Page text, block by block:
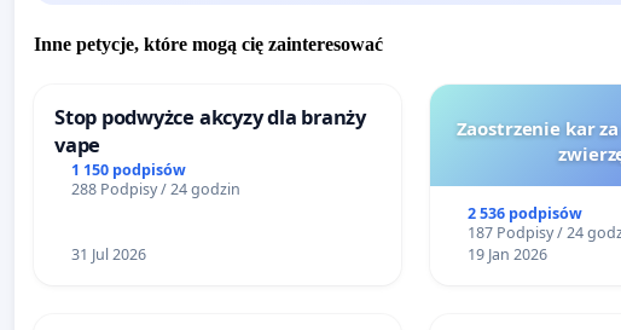
Inne petycje, które mogą cię zainteresować
Stop podwyżce akcyzy dla branży
vape
1 150 podpisów
288 Podpisy / 24 godzin
31 Jul 2026
Zaostrzenie kar
2 536 podpisów
187 Podpisy / 24
19 Jan 2026